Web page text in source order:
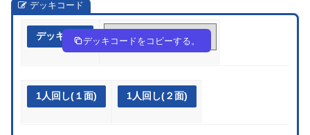
デッキコード
デッキ作成 fv15kF-kf4UOC-vbbkFb
デッキコードをコピーする。
1人回し(１面) 1人回し(２面)